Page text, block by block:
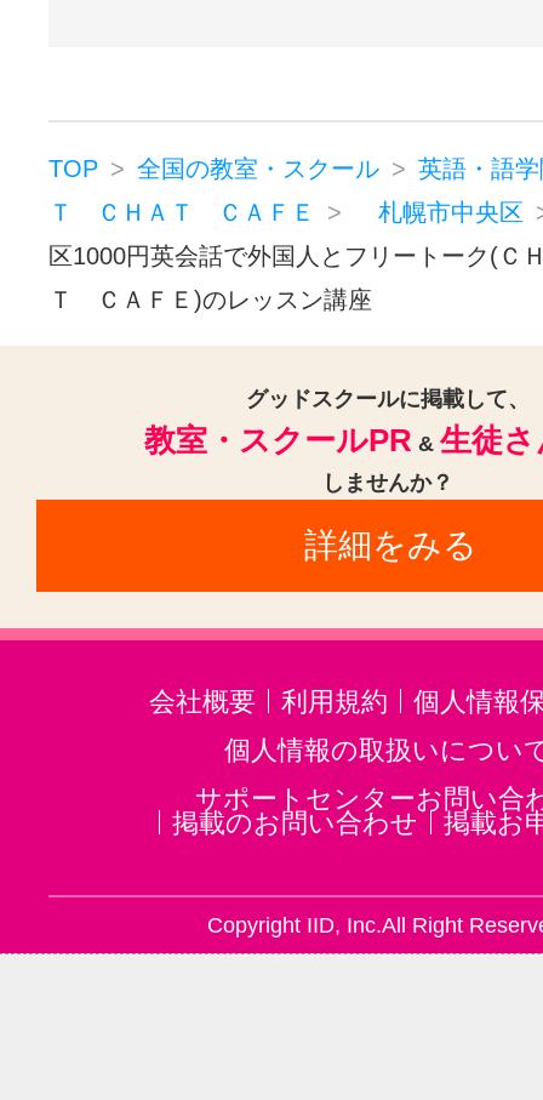
TOP 全国の教室・スクール
英語・語
Ｔ ＣＨＡＴ ＣＡＦＥ
札幌市中央区
区1000円英会話で外国人とフリートーク(
Ｔ ＣＡＦＥ)のレッスン講座
グッドスクールに掲載して、
教室・スクールPR & 生徒
しませんか？
詳細をみる
会社概要 利用規約
個人情報
個人情報の取扱いについ
サポートセンターお問い合
掲載のお問い合わせ
掲載お
Copyright IID, Inc.All Right